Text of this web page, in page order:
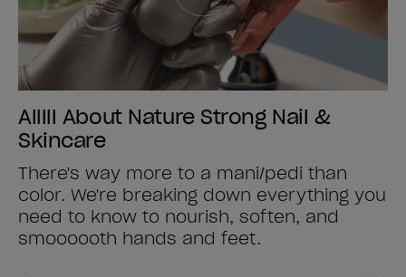
Alllll About Nature Strong Nail &
Skincare
There's way more to a mani/pedi than
color. We're breaking down everything you
need to know to nourish, soften, and
smoooooth hands and feet.